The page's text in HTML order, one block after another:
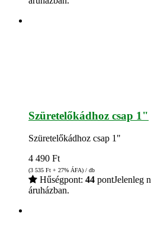
Szüretelőkádhoz csap 1"
Szüretelőkádhoz csap 1"
4 490 Ft
(3 535 Ft + 27% ÁFA) / db
Hűségpont: 44 pontJelenleg
áruházban.